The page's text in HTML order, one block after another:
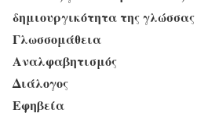
δημιουργικότητα της γλώσσας
Γλωσσομάθεια
Αναλφαβητισμός
Διάλογος
Εφηβεία